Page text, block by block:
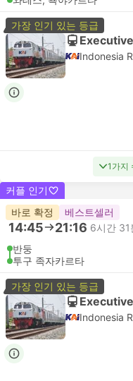
가장 인기 있는 등급
Indonesia
1가지
커플 인기
바로 확정
베스트셀러
14:45 21:16 6시간 31
반둥
투구 족자카르타
가장 인기 있는 등급
Indonesia